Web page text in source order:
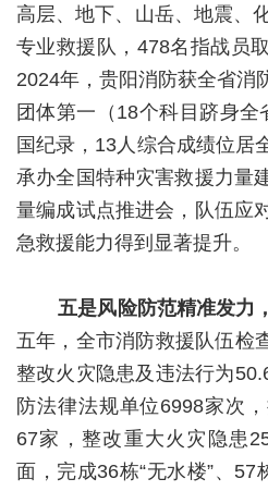
高层、地下、山岳、地震、
专业救援队，478名指战员
2024年，贵阳消防获全省消
团体第一（18个科目跻身
国纪录，13人综合成绩位居
承办全国特种灾害救援力量
量编成试点推进会，队伍应
急救援能力得到显著提升。
五是风险防范精准发力
五年，全市消防救援队伍检
整改火灾隐患及违法行为
防法律法规单位6998家次
67家，整改重大火灾隐患
面，完成36栋“无水楼”、57